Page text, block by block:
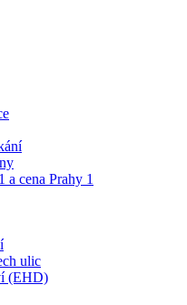
a cena Prahy 1
ulic
(EHD)